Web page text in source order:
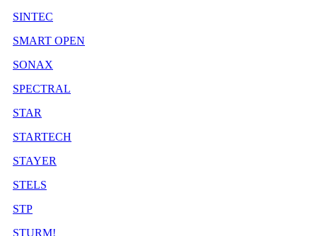
SINTEC
SMART OPEN
SONAX
SPECTRAL
STAR
STARTECH
STAYER
STELS
STP
STURM!